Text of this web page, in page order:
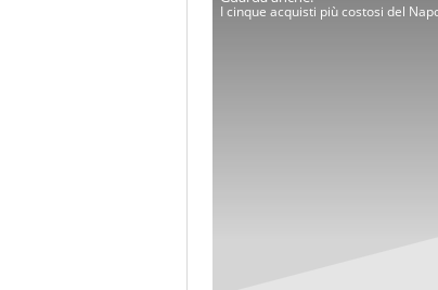
I cinque acquisti più costosi del